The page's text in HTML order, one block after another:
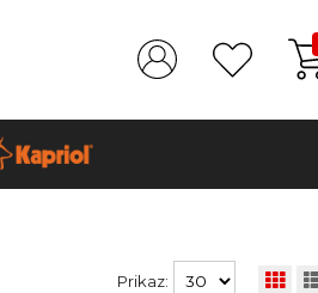
Prikaz: